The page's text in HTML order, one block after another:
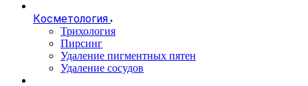
Косметология
Трихология
Пирсинг
Удаление пигментных пятен
Удаление сосудов